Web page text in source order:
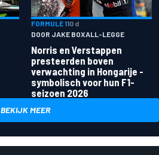
FORMULE 110 d
DOOR JAKE BOXALL-LEGGE
Norris en Verstappen
presteerden boven
verwachting in Hongarije -
symbolisch voor hun F1-
seizoen 2026
BEKIJK MEER